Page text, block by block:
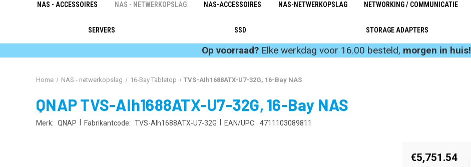
NAS - ACCESSOIRES NAS - NETWERKOPSLAG NAS-ACCESSOIRES NAS-NETWERKOPSLAG NETWORKING / COMMUNICATIE
SERVERS SSD STORAGE ADAPTERS
Op voorraad? Elke werkdag voor 16.00 besteld, morgen in huis!
Home NAS - netwerkopslag 16-Bay Tabletop TVS-AIh1688ATX-U7-32G, 16-Bay NAS
QNAP TVS-AIh1688ATX-U7-32G, 16-Bay NAS
Merk: QNAP Fabrikantcode: TVS-AIh1688ATX-U7-32G EAN/UPC: 4711103089811
€5,751.54